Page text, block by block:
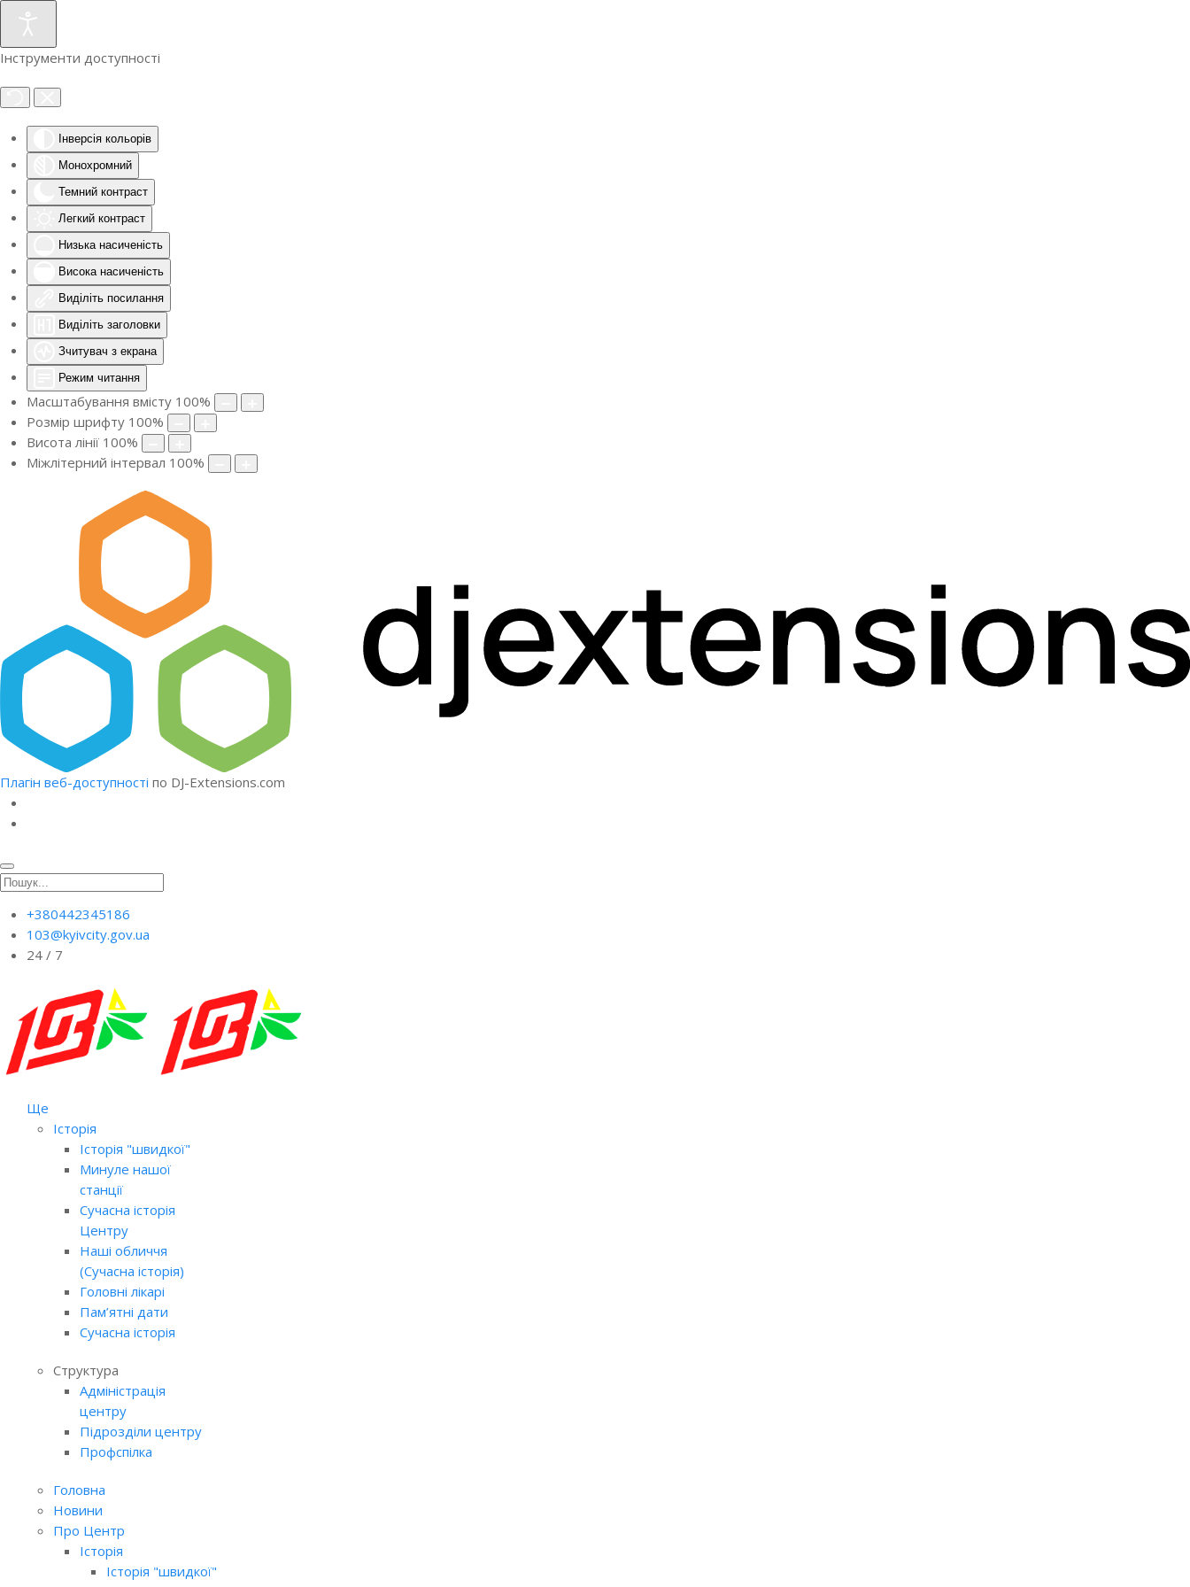
Інструменти доступності
Інверсія кольорів
Монохромний
Темний контраст
Легкий контраст
Низька насиченість
Висока насиченість
Виділіть посилання
Виділіть заголовки
Зчитувач з екрана
Режим читання
Масштабування вмісту 100%
Розмір шрифту 100%
Висота лінії 100%
Міжлітерний інтервал 100%
Плагін веб-доступності по DJ-Extensions.com
+380442345186
103@kyivcity.gov.ua
24 / 7
Ще
Історія
Історія "швидкої"
Минуле нашої
станції
Сучасна історія
Центру
Наші обличчя
(Сучасна історія)
Головні лікарі
Пам’ятні дати
Сучасна історія
Структура
Адміністрація
центру
Підрозділи центру
Профспілка
Головна
Новини
Про Центр
Історія
Історія "швидкої"